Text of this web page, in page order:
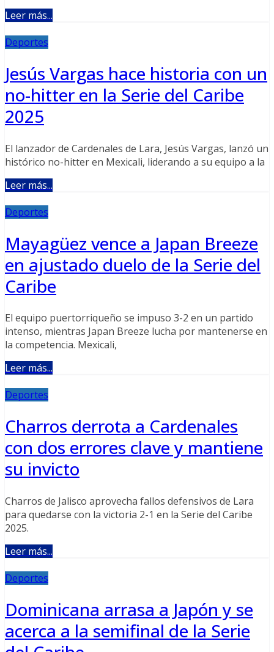
Leer más...
Deportes
Jesús Vargas hace historia con un
no-hitter en la Serie del Caribe
2025
El lanzador de Cardenales de Lara, Jesús Vargas, lanzó un
histórico no-hitter en Mexicali, liderando a su equipo a la
Leer más...
Deportes
Mayagüez vence a Japan Breeze
en ajustado duelo de la Serie del
Caribe
El equipo puertorriqueño se impuso 3-2 en un partido
intenso, mientras Japan Breeze lucha por mantenerse en
la competencia. Mexicali,
Leer más...
Deportes
Charros derrota a Cardenales
con dos errores clave y mantiene
su invicto
Charros de Jalisco aprovecha fallos defensivos de Lara
para quedarse con la victoria 2-1 en la Serie del Caribe
2025.
Leer más...
Deportes
Dominicana arrasa a Japón y se
acerca a la semifinal de la Serie